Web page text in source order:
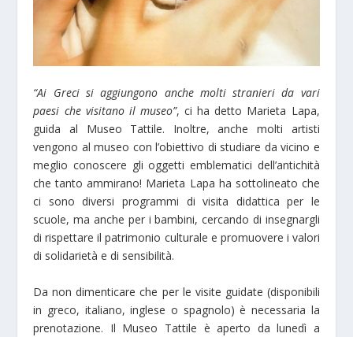
“Ai Greci si aggiungono anche molti stranieri da vari
paesi che visitano il museo”, ci ha detto Marieta Lapa,
guida al Museo Tattile. Inoltre, anche molti artisti
vengono al museo con l’obiettivo di studiare da vicino e
meglio conoscere gli oggetti emblematici dell’antichità
che tanto ammirano! Marieta Lapa ha sottolineato che
ci sono diversi programmi di visita didattica per le
scuole, ma anche per i bambini, cercando di insegnargli
di rispettare il patrimonio culturale e promuovere i valori
di solidarietà e di sensibilità.
Da non dimenticare che per le visite guidate (disponibili
in greco, italiano, inglese o spagnolo) è necessaria la
prenotazione. Il Museo Tattile è aperto da lunedì a